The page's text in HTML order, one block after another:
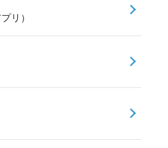
リ）